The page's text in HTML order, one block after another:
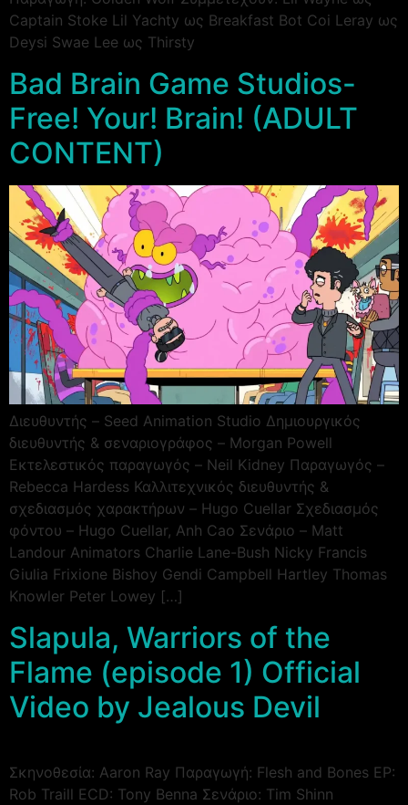
Captain Stoke Lil Yachty ως Breakfast Bot Coi Leray ως
Deysi Swae Lee ως Thirsty
Bad Brain Game Studios-
Free! Your! Brain! (ADULT
CONTENT)
Διευθυντής – Seed Animation Studio Δημιουργικός
διευθυντής & σεναριογράφος – Morgan Powell
Εκτελεστικός παραγωγός – Neil Kidney Παραγωγός –
Rebecca Hardess Καλλιτεχνικός διευθυντής &
σχεδιασμός χαρακτήρων – Hugo Cuellar Σχεδιασμός
φόντου – Hugo Cuellar, Anh Cao Σενάριο – Matt
Landour Animators Charlie Lane-Bush Nicky Francis
Giulia Frixione Bishoy Gendi Campbell Hartley Thomas
Knowler Peter Lowey […]
Slapula, Warriors of the
Flame (episode 1) Official
Video by Jealous Devil
Σκηνοθεσία: Aaron Ray Παραγωγή: Flesh and Bones EP:
Rob Traill ECD: Tony Benna Σενάριο: Tim Shinn